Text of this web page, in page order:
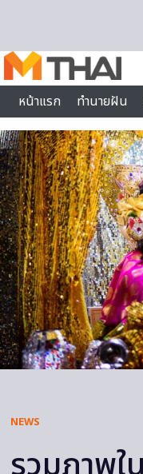
หน้าแรก
ทำนายฝัน
ไลฟ์สไตล์
NEWS